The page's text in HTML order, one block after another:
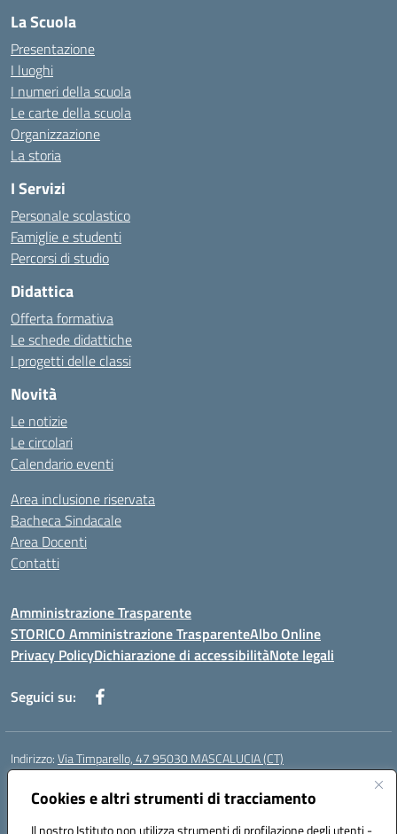
Cookies e altri strumenti di tracciamento
Il nostro Istituto non utilizza strumenti di profilazione degli utenti -
La Scuola
Presentazione
I luoghi
I numeri della scuola
Le carte della scuola
Organizzazione
La storia
I Servizi
Personale scolastico
Famiglie e studenti
Percorsi di studio
Didattica
Offerta formativa
Le schede didattiche
I progetti delle classi
Novità
Le notizie
Le circolari
Calendario eventi
Area inclusione riservata
Bacheca Sindacale
Area Docenti
Contatti
Amministrazione Trasparente
STORICO Amministrazione TrasparenteAlbo Online
Privacy PolicyDichiarazione di accessibilitàNote legali
Seguici su:
Indirizzo:Via Timparello, 47 95030 MASCALUCIA (CT)
Centralino:
Posta elettronica certificata (PEC):ctic8bc002@pec.istruzione.it
Codice fiscale: 93238350875